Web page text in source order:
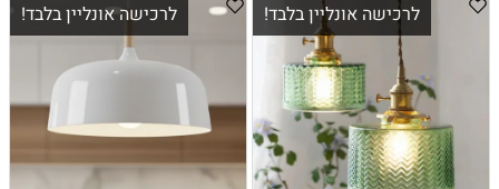
לרכישה אונליין בלבד! לרכישה אונליין בלבד!